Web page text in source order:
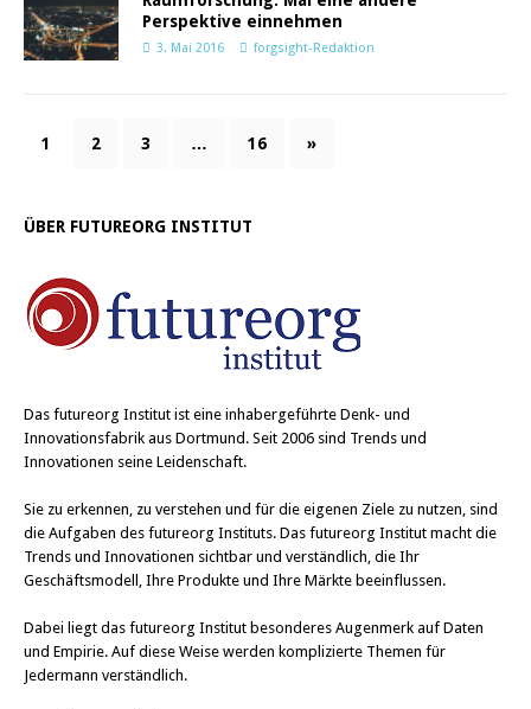
Perspektive einnehmen
3. Mai 2016 forgsight-Redaktion
1 2 3 … 16 »
ÜBER FUTUREORG INSTITUT
Das futureorg Institut ist eine inhabergeführte Denk- und
Innovationsfabrik aus Dortmund. Seit 2006 sind Trends und
Innovationen seine Leidenschaft.
Sie zu erkennen, zu verstehen und für die eigenen Ziele zu nutzen, sind
die Aufgaben des futureorg Instituts. Das futureorg Institut macht die
Trends und Innovationen sichtbar und verständlich, die Ihr
Geschäftsmodell, Ihre Produkte und Ihre Märkte beeinflussen.
Dabei liegt das futureorg Institut besonderes Augenmerk auf Daten
und Empirie. Auf diese Weise werden komplizierte Themen für
Jedermann verständlich.